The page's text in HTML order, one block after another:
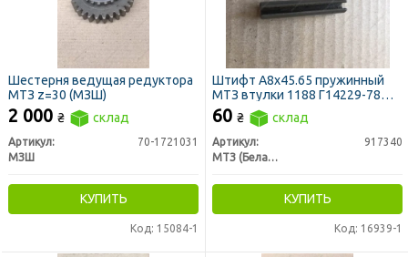
Шестерня ведущая редуктора
МТЗ z=30 (МЗШ)
2 000 ₴ склад
Артикул:
70-1721031
МЗШ
КУПИТЬ
Код: 15084-1
Штифт А8х45.65 пружинный
МТЗ втулки 1188 Г14229-78
(917340) (пр-во МТЗ)
60 ₴ склад
Артикул:
917340
МТЗ (Беларусь)
КУПИТЬ
Код: 16939-1